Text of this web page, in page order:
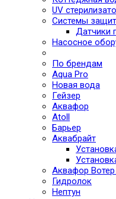
UV
Системы
Датчики
Насосное
По брендам
Aqua Pro
Новая вода
Гейзер
Аквафор
Atoll
Барьер
Аквабрайт
Аквафор
Гидролок
Нептун